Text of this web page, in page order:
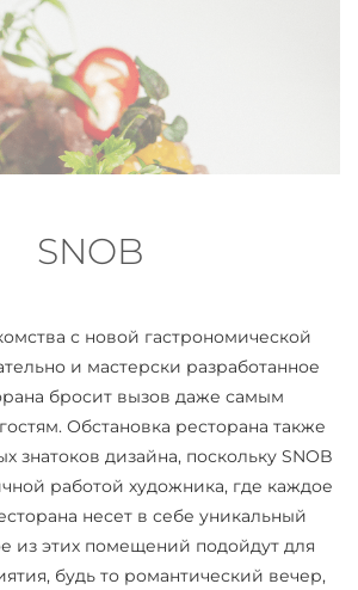
SNOB
с новой гастрономической
и мастерски разработанное
бросит вызов даже самым
Обстановка ресторана также
знатоков дизайна, поскольку SNOB
работой художника, где каждое
несет в себе уникальный
из этих помещений подойдут для
будь то романтический вечер,